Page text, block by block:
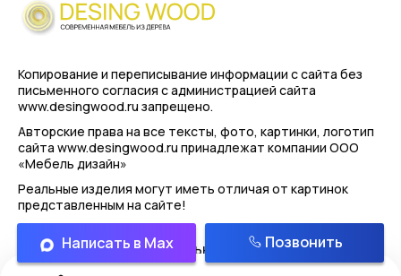
Копирование и переписывание информации с сайта без
письменного согласия с администрацией сайта
www.desingwood.ru запрещено.
Авторские права на все тексты, фото, картинки, логотип
сайта www.desingwood.ru принадлежат компании ООО
«Мебель дизайн»
Реальные изделия могут иметь отличая от картинок
представленным на сайте!
Политика конфиденциальности
Написать в Max Позвонить